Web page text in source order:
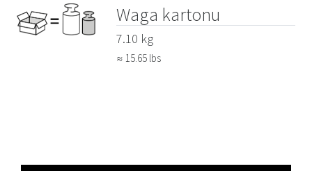
Waga kartonu
7.10 kg
≈ 15.65 lbs